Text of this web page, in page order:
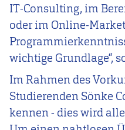
IT-Consulting, im
oder im Online-
wichtige Grundlage“,
Im Rahmen des
Studierenden Sönke
kennen - dies wird